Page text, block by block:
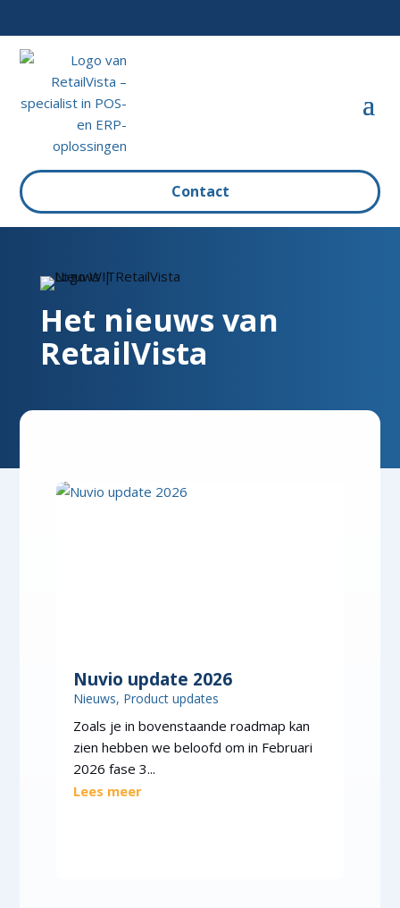
Contact
Het nieuws van
RetailVista
Nuvio update 2026
Nieuws, Product updates
Zoals je in bovenstaande roadmap kan
zien hebben we beloofd om in Februari
2026 fase 3...
Lees meer